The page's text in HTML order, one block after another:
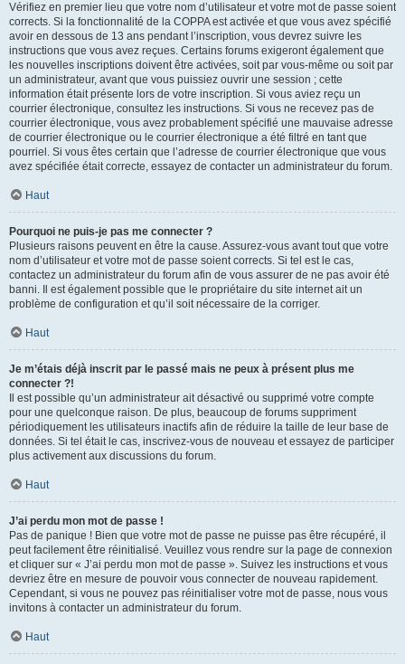
Vérifiez en premier lieu que votre nom d’utilisateur et votre mot de passe soient
corrects. Si la fonctionnalité de la COPPA est activée et que vous avez spécifié
avoir en dessous de 13 ans pendant l’inscription, vous devrez suivre les
instructions que vous avez reçues. Certains forums exigeront également que
les nouvelles inscriptions doivent être activées, soit par vous-même ou soit par
un administrateur, avant que vous puissiez ouvrir une session ; cette
information était présente lors de votre inscription. Si vous aviez reçu un
courrier électronique, consultez les instructions. Si vous ne recevez pas de
courrier électronique, vous avez probablement spécifié une mauvaise adresse
de courrier électronique ou le courrier électronique a été filtré en tant que
pourriel. Si vous êtes certain que l’adresse de courrier électronique que vous
avez spécifiée était correcte, essayez de contacter un administrateur du forum.
Haut
Pourquoi ne puis-je pas me connecter ?
Plusieurs raisons peuvent en être la cause. Assurez-vous avant tout que votre
nom d’utilisateur et votre mot de passe soient corrects. Si tel est le cas,
contactez un administrateur du forum afin de vous assurer de ne pas avoir été
banni. Il est également possible que le propriétaire du site internet ait un
problème de configuration et qu’il soit nécessaire de la corriger.
Haut
Je m’étais déjà inscrit par le passé mais ne peux à présent plus me
connecter ?!
Il est possible qu’un administrateur ait désactivé ou supprimé votre compte
pour une quelconque raison. De plus, beaucoup de forums suppriment
périodiquement les utilisateurs inactifs afin de réduire la taille de leur base de
données. Si tel était le cas, inscrivez-vous de nouveau et essayez de participer
plus activement aux discussions du forum.
Haut
J’ai perdu mon mot de passe !
Pas de panique ! Bien que votre mot de passe ne puisse pas être récupéré, il
peut facilement être réinitialisé. Veuillez vous rendre sur la page de connexion
et cliquer sur « J’ai perdu mon mot de passe ». Suivez les instructions et vous
devriez être en mesure de pouvoir vous connecter de nouveau rapidement.
Cependant, si vous ne pouvez pas réinitialiser votre mot de passe, nous vous
invitons à contacter un administrateur du forum.
Haut